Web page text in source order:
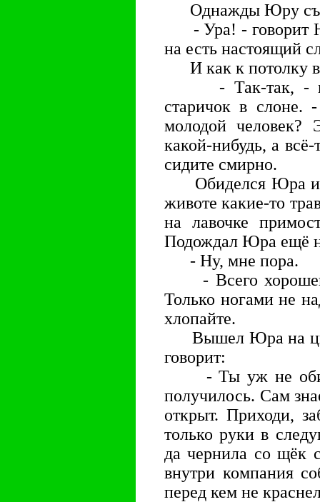
Однажды Юру
- Ура! - говорит
на есть настоящий
И как к потолку в
- Так-так, -
старичок в слоне.
молодой человек?
какой-нибудь, а
сидите смирно.
Обиделся Юра и
животе какие-то
на лавочке
Подождал Юра ещё
- Ну, мне пора.
- Всего
Только ногами не
хлопайте.
Вышел Юра на
говорит:
- Ты уж не
получилось. Сам
открыт. Приходи,
только руки в
да чернила со щёк
внутри компания
перед кем не